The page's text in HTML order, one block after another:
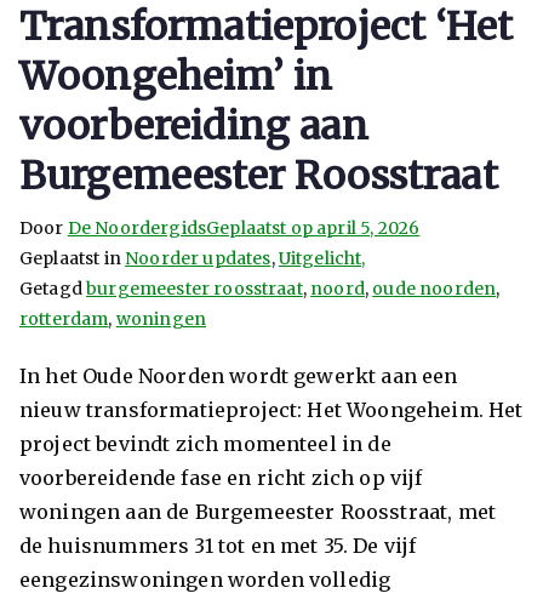
Transformatieproject ‘Het
Woongeheim’ in
voorbereiding aan
Burgemeester Roosstraat
Door De NoordergidsGeplaatst op april 5, 2026
Geplaatst in Noorder updates,Uitgelicht,
Getagdburgemeester roosstraat, noord, oude noorden,
rotterdam, woningen
In het Oude Noorden wordt gewerkt aan een
nieuw transformatieproject: Het Woongeheim. Het
project bevindt zich momenteel in de
voorbereidende fase en richt zich op vijf
woningen aan de Burgemeester Roosstraat, met
de huisnummers 31 tot en met 35. De vijf
eengezinswoningen worden volledig